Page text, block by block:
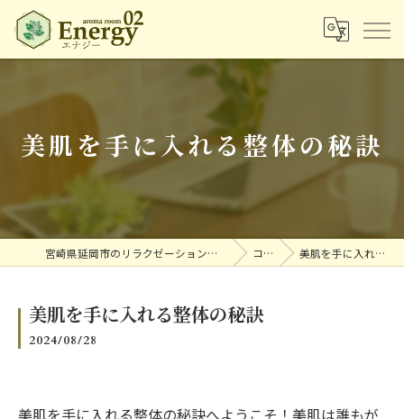
美肌を手に入れる整体の秘訣
宮崎県延岡市のリラクゼーションならアロマルームエナジー コラム 美肌を手に入れる整体の秘訣
美肌を手に入れる整体の秘訣
2024/08/28
美肌を手に入れる整体の秘訣へようこそ！美肌は誰もが